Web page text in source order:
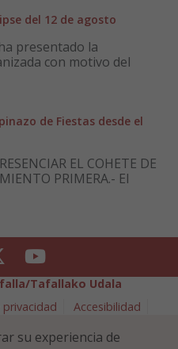
del 12 de agosto
presentado la
con motivo del
de Fiestas desde el
EL COHETE DE
PRIMERA.- El
Twitter Youtube
Tafallako Udala
Accesibilidad
de la Información
su experiencia de